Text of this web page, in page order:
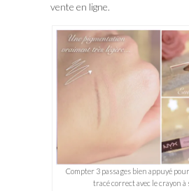
vente en ligne.
Compter 3 passages bien appuyé
tracé correct avec le crayon à